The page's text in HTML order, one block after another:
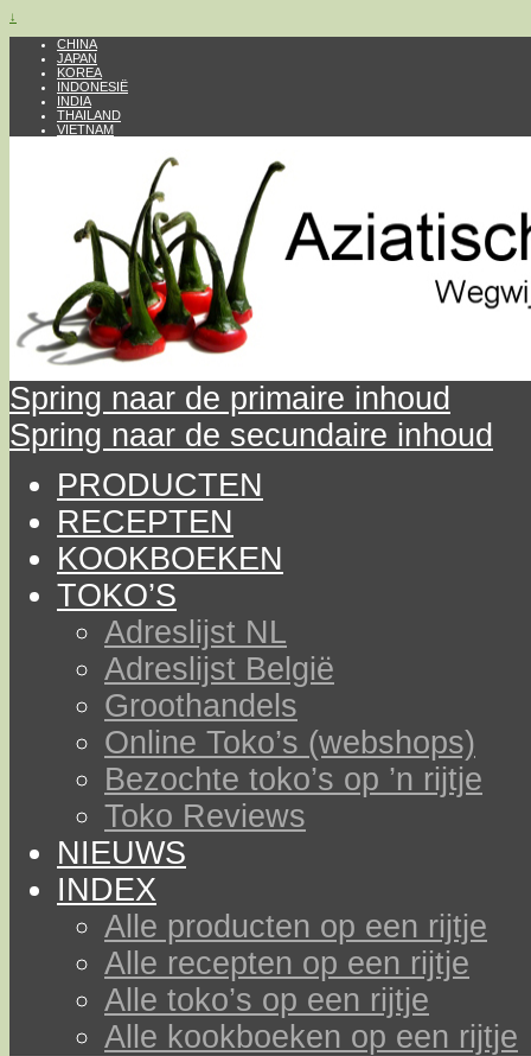
↓
CHINA
JAPAN
KOREA
INDONESIË
INDIA
THAILAND
VIETNAM
Spring naar de primaire inhoud
Spring naar de secundaire inhoud
PRODUCTEN
RECEPTEN
KOOKBOEKEN
TOKO’S
Adreslijst NL
Adreslijst België
Groothandels
Online Toko’s (webshops)
Bezochte toko’s op ’n rijtje
Toko Reviews
NIEUWS
INDEX
Alle producten op een rijtje
Alle recepten op een rijtje
Alle toko’s op een rijtje
Alle kookboeken op een rijtje